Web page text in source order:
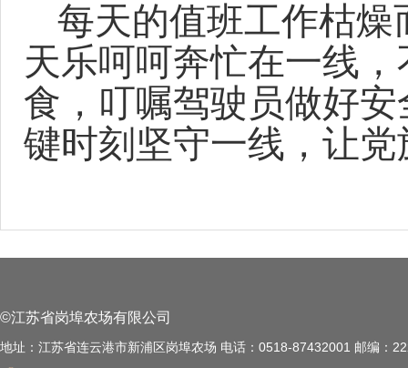
每天的值班工作枯
天乐呵呵奔忙在一线
食，叮嘱驾驶员做好
键时刻坚守一线，让
©江苏省岗埠农场有限公司
地址：江苏省连云港市新浦区岗埠农场 电话：0518-87432001 邮编：